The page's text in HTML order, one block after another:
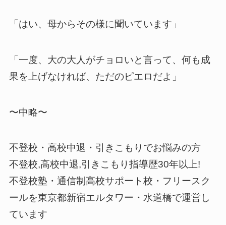
「はい、母からその様に聞いています」
「一度、大の大人がチョロいと言って、何も成
果を上げなければ、ただのピエロだよ」
〜中略〜
不登校・高校中退・引きこもりでお悩みの方
不登校,高校中退,引きこもり指導歴30年以上!
不登校塾・通信制高校サポート校・フリースク
ールを東京都新宿エルタワー・水道橋で運営し
ています